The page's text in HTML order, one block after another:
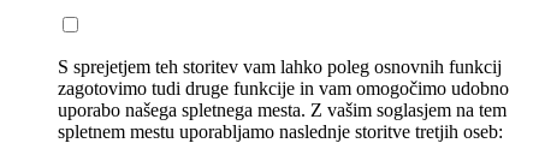
S sprejetjem teh storitev vam lahko poleg osnovnih funkcij
zagotovimo tudi druge funkcije in vam omogočimo udobno
uporabo našega spletnega mesta. Z vašim soglasjem na tem
spletnem mestu uporabljamo naslednje storitve tretjih oseb: